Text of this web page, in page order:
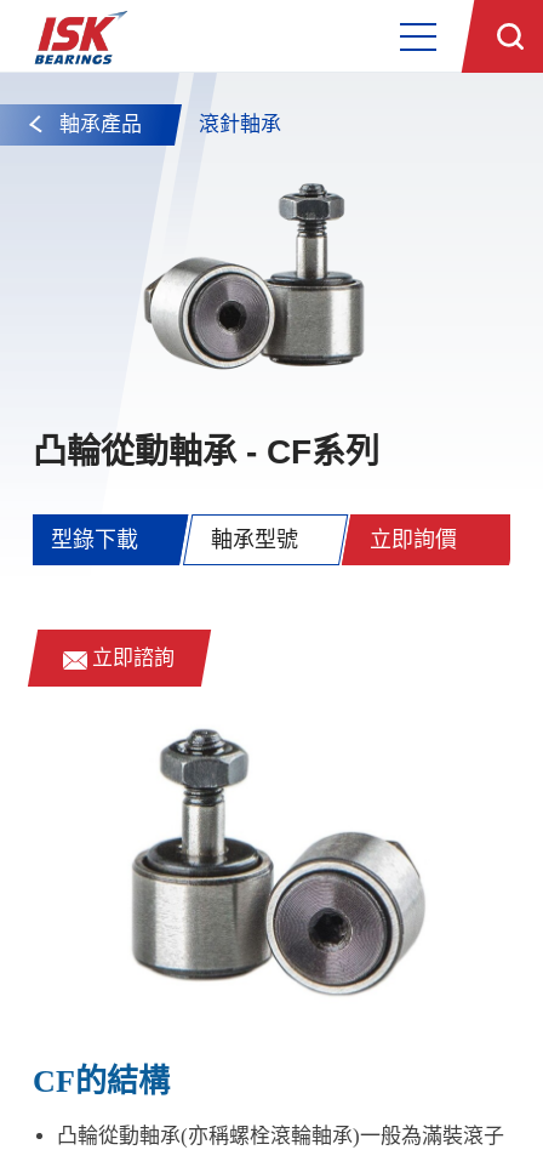
軸承產品 滾針軸承
凸輪從動軸承 - CF系列
型錄下載 軸承型號 立即詢價
立即諮詢
CF的結構
凸輪從動軸承(亦稱螺栓滾輪軸承)一般為滿裝滾子